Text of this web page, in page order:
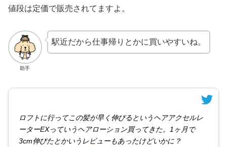
値段は定価で販売されてますよ。
助手
駅近だから仕事帰りとかに買いやすいね。
ロフトに行ってこの髪が早く伸びるというヘアアクセルレ
ーターEXっていうヘアローション買ってきた。1ヶ月で
3cm伸びたとかいうレビューもあったけどいかに？